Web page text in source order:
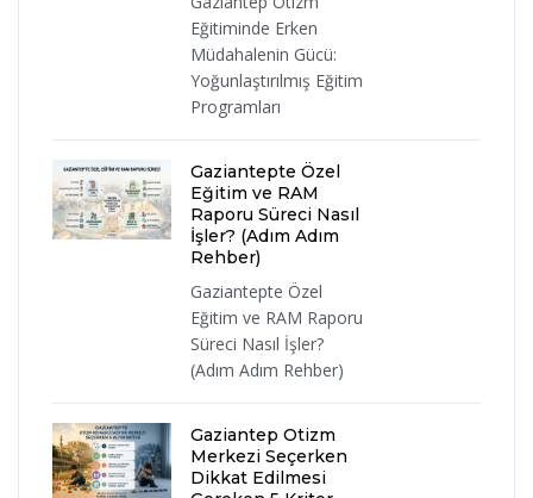
Eğitiminde Erken
Müdahalenin Gücü:
Yoğunlaştırılmış Eğitim
Programları
Gaziantepte Özel
Eğitim ve RAM
Raporu Süreci Nasıl
İşler? (Adım Adım
Rehber)
Gaziantepte Özel
Eğitim ve RAM Raporu
Süreci Nasıl İşler?
(Adım Adım Rehber)
Gaziantep Otizm
Merkezi Seçerken
Dikkat Edilmesi